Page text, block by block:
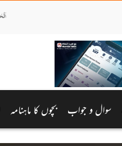
سوال و جواب بچوں کا ماہنامہ